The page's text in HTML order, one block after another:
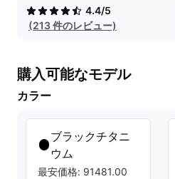
4.4/5
(213 件のレビュー)
購入可能なモデル
カラー
ブラックチタニ
ウム
最安価格: 91481.00